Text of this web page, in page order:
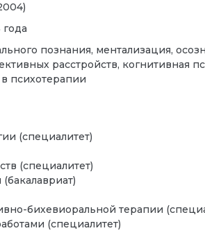
познания, ментализация,
расстройств, когнитивная
психотерапии
(специалитет)
(специалитет)
бихевиоральной терапии
(специалитет)